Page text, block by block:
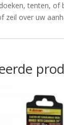
tenten, of
zeil over uw